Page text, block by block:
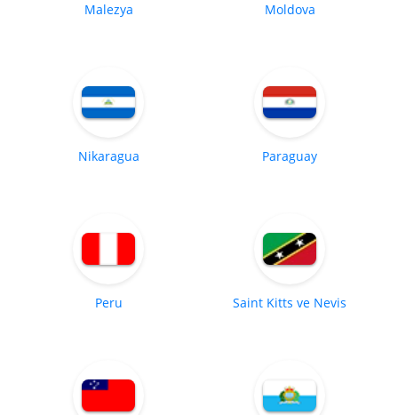
Malezya Moldova
Nikaragua Paraguay
Peru Saint Kitts ve Nevis